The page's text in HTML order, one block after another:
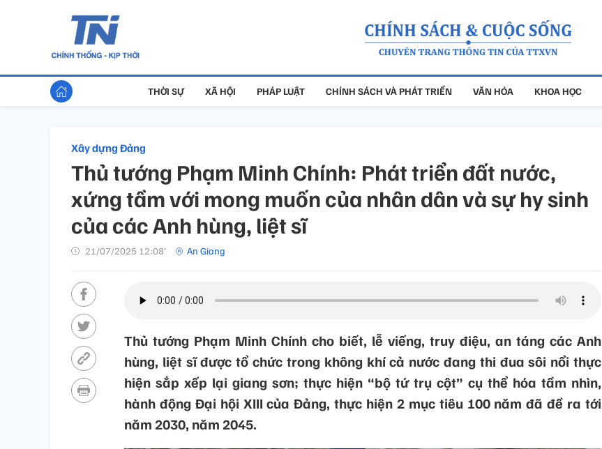
THỜI SỰ XÃ HỘI PHÁP LUẬT CHÍNH SÁCH VÀ PHÁT TRIỂN VĂN HÓA KHOA HỌC
Xây dựng Đảng
Thủ tướng Phạm Minh Chính: Phát triển đất nước,
xứng tầm với mong muốn của nhân dân và sự hy sinh
của các Anh hùng, liệt sĩ
21/07/2025 12:08’ An Giang
Thủ tướng Phạm Minh Chính cho biết, lễ viếng, truy điệu, an táng các Anh
hùng, liệt sĩ được tổ chức trong không khí cả nước đang thi đua sôi nổi thực
hiện sắp xếp lại giang sơn; thực hiện “bộ tứ trụ cột” cụ thể hóa tầm nhìn,
hành động Đại hội XIII của Đảng, thực hiện 2 mục tiêu 100 năm đã đề ra tới
năm 2030, năm 2045.